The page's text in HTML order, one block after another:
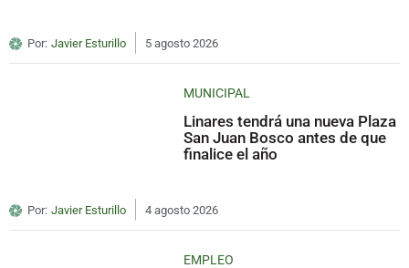
Por: Javier Esturillo 5 agosto 2026
MUNICIPAL
Linares tendrá una nueva Plaza
San Juan Bosco antes de que
finalice el año
Por: Javier Esturillo 4 agosto 2026
EMPLEO